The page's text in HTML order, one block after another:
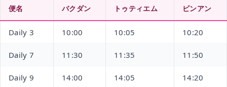
便名 バクダン トゥティエム ビンアン
Daily 3 10:00 10:05 10:20
Daily 7 11:30 11:35 11:50
Daily 9 14:00 14:05 14:20